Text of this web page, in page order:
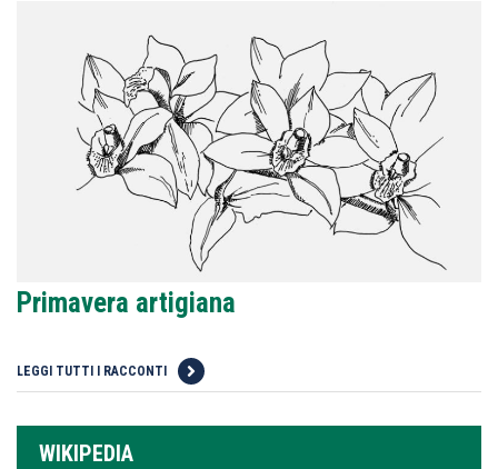
Primavera artigiana
LEGGI TUTTI I RACCONTI
WIKIPEDIA